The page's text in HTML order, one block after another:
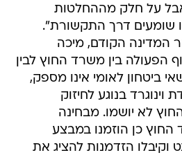
אבל על חלק מההחלטות
שומעים דרך התקשורת".
מבקר המדינה הקודם, מיכה
הפעולה בין משרד החוץ לבין
ביטחון לאומי אינו מספק,
בנוגע לחיזוק
לא יושמו. מבחינה
החוץ כן הוזמנו במבצע
וקיבלו הזדמנות להציג את